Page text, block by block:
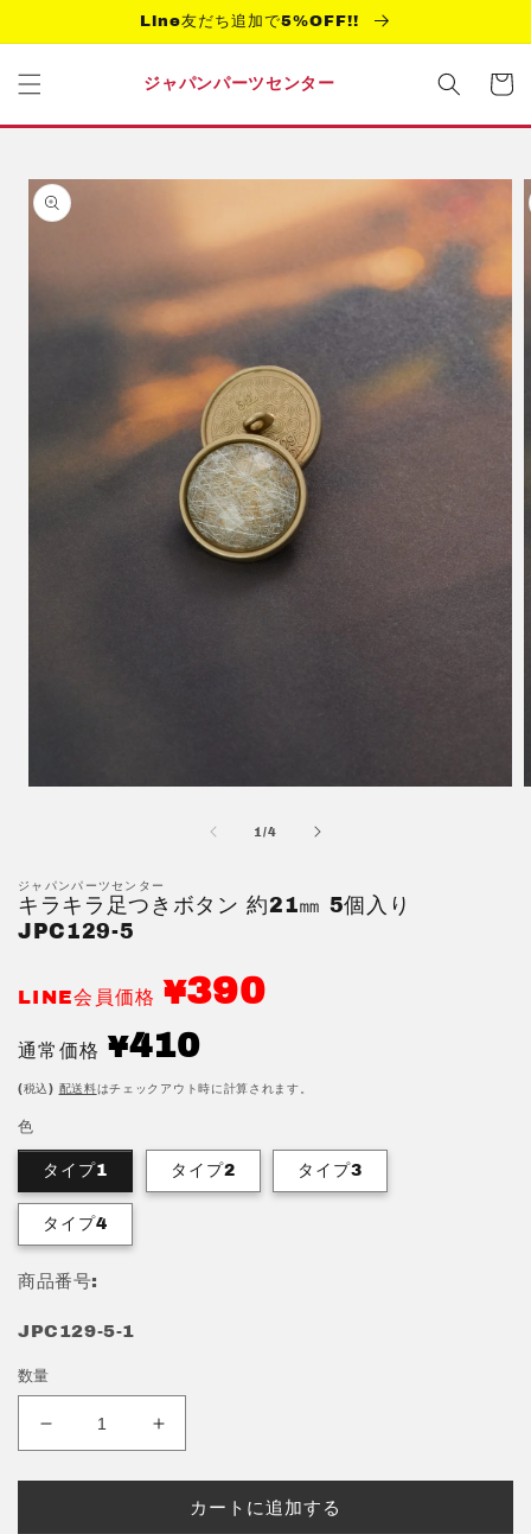
進む
Line友だち追加で5%OFF!!
ジャパンパーツセンター
ー
商品情
報にス
キップ
で
メ
デ
(1)
を
く
1/の
4
ジャパンパーツセンター
キラキラ足つきボタン 約21㎜ 5個入り
JPC129-5
LINE会員価格 ¥390
通常価格
通
常
価
¥410
(税込) 配送料はチェックアウト時に計算されます。
色
タイプ1 タイプ2 タイプ3
タイプ4
商品番号:
JPC129-5-1
数量
キ
カートに追加する